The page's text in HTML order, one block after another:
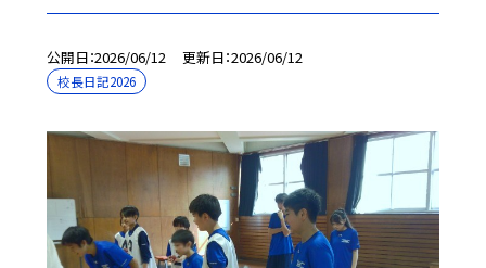
公開日 2026/06/12 更新日 2026/06/12
校長日記2026